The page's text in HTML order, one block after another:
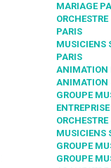
MARIAGE
PARIS
MUSICIENS
PARIS
ANIMATION
ANIMATION
GROUPE
MUSICIENS
GROUPE
GROUPE